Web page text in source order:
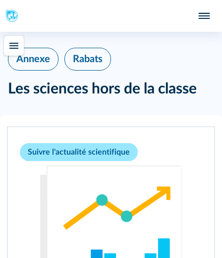
Annexe Rabats
Les sciences hors de la classe
Suivre l'actualité scientifique